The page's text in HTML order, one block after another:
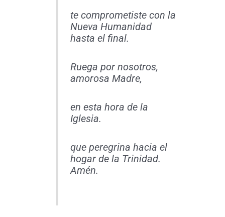
te comprometiste con la
Nueva Humanidad
hasta el final.
Ruega por nosotros,
amorosa Madre,
en esta hora de la
Iglesia.
que peregrina hacia el
hogar de la Trinidad.
Amén.